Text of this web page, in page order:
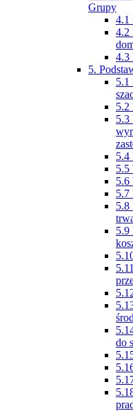
Grupy
4.1
4.2
4.3
5.
5.1
5.2
5.3
5.4
5.5
5.6
5.7
5.8
5.9
do